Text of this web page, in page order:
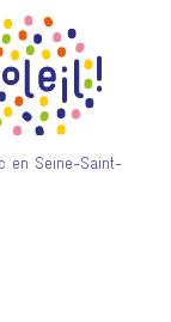
en Seine-Saint-